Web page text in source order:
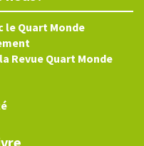
le Quart Monde
Revue Quart Monde